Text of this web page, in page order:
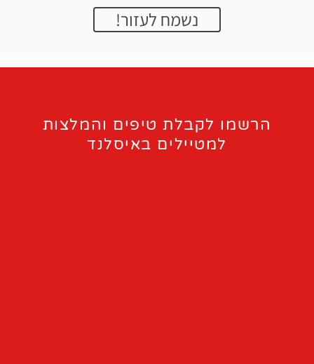
נשמח לעזור!
הרשמו לקבלת טיפים והמלצות
למטיילים באיסלנד